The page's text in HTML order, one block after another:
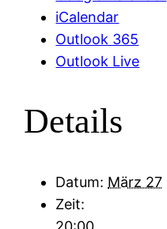
iCalendar
Outlook 365
Outlook Live
Details
Datum: März 27
Zeit: